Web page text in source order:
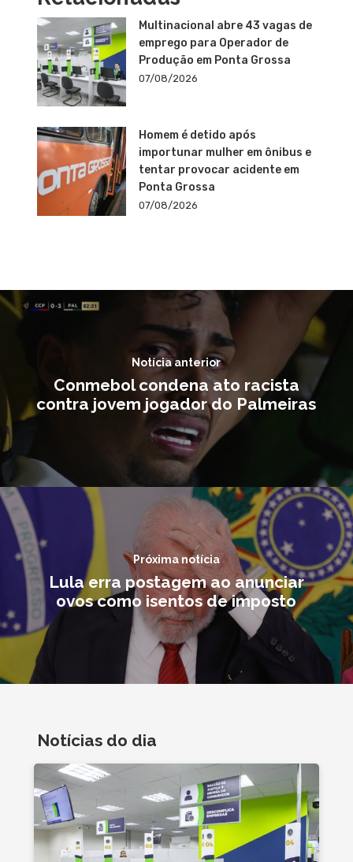
Multinacional abre 43 vagas de
emprego para Operador de
Produção em Ponta Grossa
07/08/2026
Homem é detido após
importunar mulher em ônibus e
tentar provocar acidente em
Ponta Grossa
07/08/2026
Notícia anterior
Conmebol condena ato racista
contra jovem jogador do Palmeiras
Próxima notícia
Lula erra postagem ao anunciar
ovos como isentos de imposto
Notícias do dia